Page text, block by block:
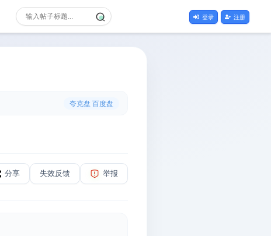
登录 注册
夸克盘 百度盘
分享 失效反馈 举报